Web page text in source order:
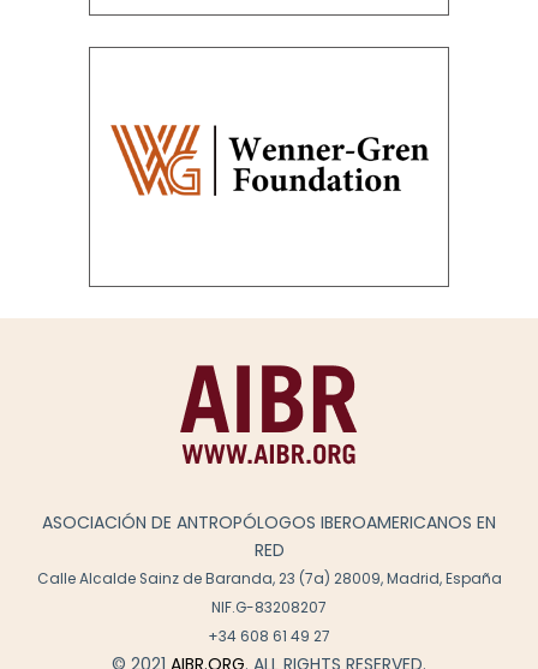
ASOCIACIÓN DE ANTROPÓLOGOS IBEROAMERICANOS EN
RED
Calle Alcalde Sainz de Baranda, 23 (7a) 28009, Madrid, España
NIF.G-83208207
+34 608 61 49 27
© 2021 AIBR.ORG. ALL RIGHTS RESERVED.